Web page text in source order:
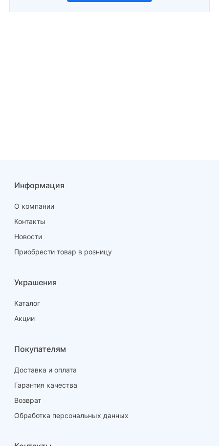
Информация
О компании
Контакты
Новости
Приобрести товар в розницу
Украшения
Каталог
Акции
Покупателям
Доставка и оплата
Гарантия качества
Возврат
Обработка персональных данных